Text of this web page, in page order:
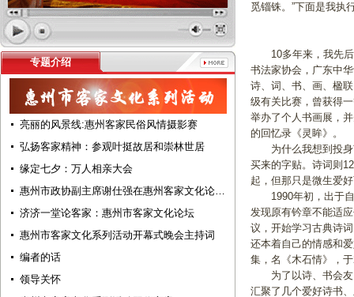
专题介绍
亮丽的风景线:惠州客家民俗风情摄影赛
弘扬客家精神：参观叶挺故居和崇林世居
缘定七夕：万人相亲大会
惠州市政协副主席谢仕强在惠州客家文化论…
济济一堂论客家：惠州市客家文化论坛
惠州市客家文化系列活动开幕式晚会主持词
编者的话
领导关怀
觅锱铢。”下面是我执
10多年来，我先后
书法家协会，广东中
诗、词、书、画、楹
级有关比赛，曾获得
举办了个人书画展，
的回忆录《灵眸》。
为什么我想到投身
买来的字贴。诗词则
起，但那只是微生爱
1990年初，出于自
发现原有钤章不能适
议，开始学习古典诗
还本着自己的情感和
集，名《木石情》，
为了以诗、书会友
汇聚了几个爱好诗书